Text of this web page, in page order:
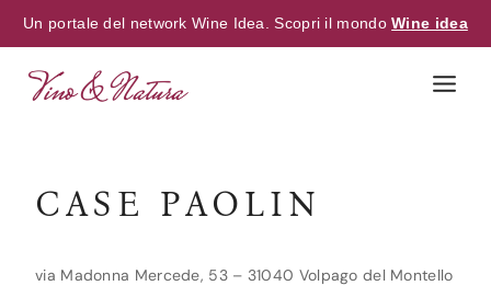
Un portale del network Wine Idea. Scopri il mondoWine idea
CASE PAOLIN
via Madonna Mercede, 53 – 31040 Volpago del Montello